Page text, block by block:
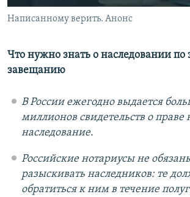
Все сайты РСЕ/РС
Написанному верить. Анонс
Что нужно знать о наследовании по
завещанию
В России ежегодно выдается
миллионов свидетельств о праве
наследование.
Российские нотариусы не
разыскивать наследников: те
обратиться к ним в течение